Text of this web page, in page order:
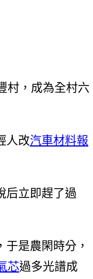
村，成為全村六
人改汽車材料報
后立即趕了過
是農閑時分，
芯過多光譜成